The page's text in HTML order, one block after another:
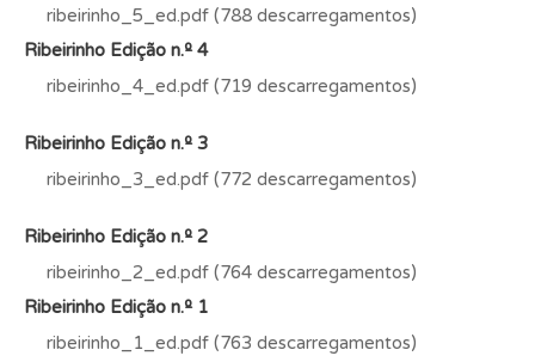
ribeirinho_5_ed.pdf (788 descarregamentos)
Ribeirinho Edição n.º 4
ribeirinho_4_ed.pdf (719 descarregamentos)
Ribeirinho Edição n.º 3
ribeirinho_3_ed.pdf (772 descarregamentos)
Ribeirinho Edição n.º 2
ribeirinho_2_ed.pdf (764 descarregamentos)
Ribeirinho Edição n.º 1
ribeirinho_1_ed.pdf (763 descarregamentos)